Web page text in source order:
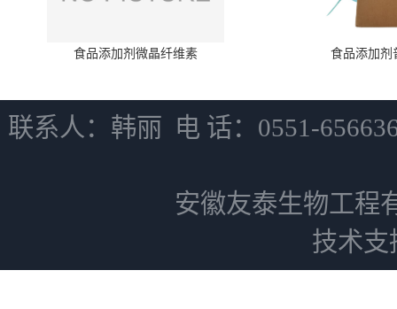
食品添加剂微晶纤维素 食品添加剂
联系人：韩丽 电 话：0551-
安徽友泰生物工程
技术